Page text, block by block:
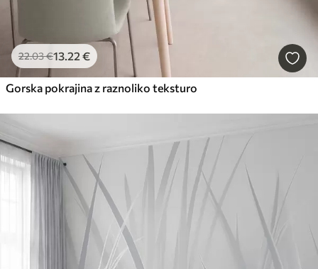
22.03€13 .22 €
Gorska pokrajina z raznoliko teksturo